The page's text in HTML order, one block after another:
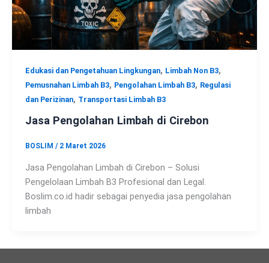
Edukasi dan Pengetahuan Lingkungan, Limbah Non B3,
Pemusnahan Limbah B3, Pengolahan Limbah B3, Regulasi
dan Perizinan, Transportasi Limbah B3
Jasa Pengolahan Limbah di Cirebon
BOSLIM / 2 Maret 2026
Jasa Pengolahan Limbah di Cirebon – Solusi
Pengelolaan Limbah B3 Profesional dan Legal.
Boslim.co.id hadir sebagai penyedia jasa pengolahan
limbah